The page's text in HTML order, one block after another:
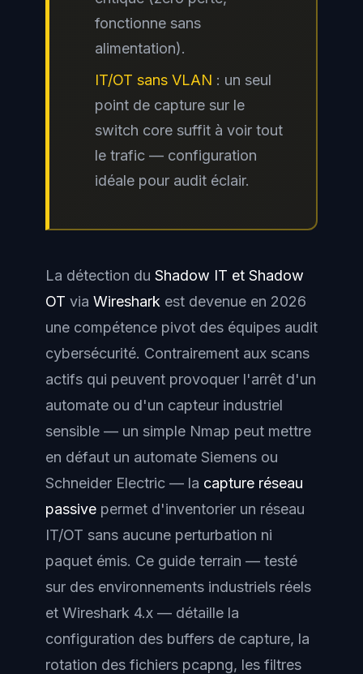
fonctionne sans
alimentation).
IT/OT sans VLAN : un seul
point de capture sur le
switch core suffit à voir tout
le trafic — configuration
idéale pour audit éclair.
La détection du Shadow IT et Shadow
OT via Wireshark est devenue en 2026
une compétence pivot des équipes audit
cybersécurité. Contrairement aux scans
actifs qui peuvent provoquer l'arrêt d'un
automate ou d'un capteur industriel
sensible — un simple Nmap peut mettre
en défaut un automate Siemens ou
Schneider Electric — la capture réseau
passive permet d'inventorier un réseau
IT/OT sans aucune perturbation ni
paquet émis. Ce guide terrain — testé
sur des environnements industriels réels
et Wireshark 4.x — détaille la
configuration des buffers de capture, la
rotation des fichiers pcapng, les filtres